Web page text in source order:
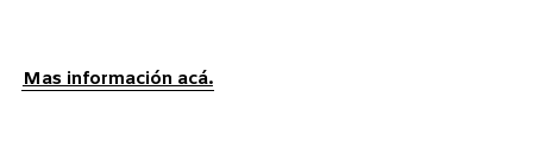
Mas información acá.